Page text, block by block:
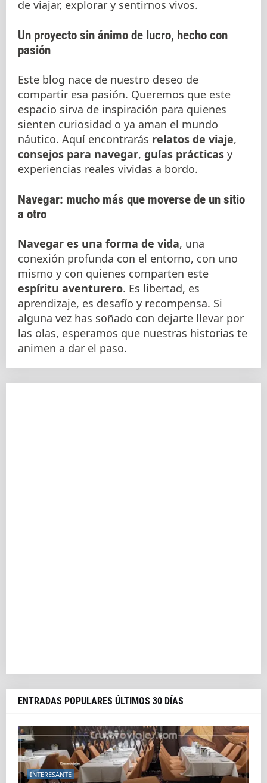
de viajar, explorar y sentirnos vivos.
Un proyecto sin ánimo de lucro, hecho con
pasión
Este blog nace de nuestro deseo de
compartir esa pasión. Queremos que este
espacio sirva de inspiración para quienes
sienten curiosidad o ya aman el mundo
náutico. Aquí encontrarás relatos de viaje,
consejos para navegar, guías prácticas y
experiencias reales vividas a bordo.
Navegar: mucho más que moverse de un sitio
a otro
Navegar es una forma de vida, una
conexión profunda con el entorno, con uno
mismo y con quienes comparten este
espíritu aventurero. Es libertad, es
aprendizaje, es desafío y recompensa. Si
alguna vez has soñado con dejarte llevar por
las olas, esperamos que nuestras historias te
animen a dar el paso.
ENTRADAS POPULARES ÚLTIMOS 30 DÍAS
INTERESANTE